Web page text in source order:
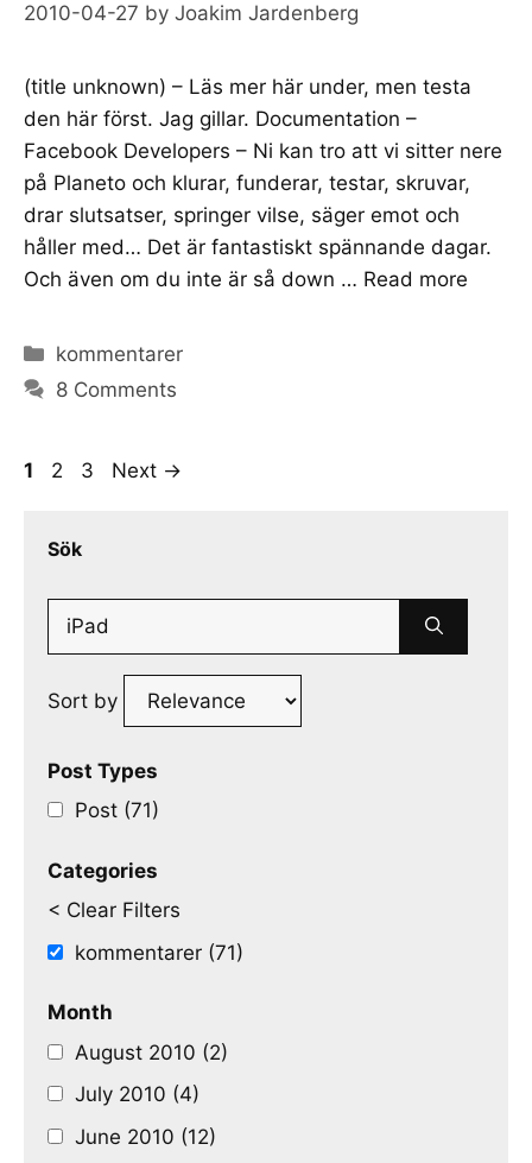
2010-04-27 by Joakim Jardenberg
(title unknown) – Läs mer här under, men testa
den här först. Jag gillar. Documentation –
Facebook Developers – Ni kan tro att vi sitter nere
på Planeto och klurar, funderar, testar, skruvar,
drar slutsatser, springer vilse, säger emot och
håller med… Det är fantastiskt spännande dagar.
Och även om du inte är så down … Read more
Categories
kommentarer
8 Comments
Page
1 Page
2 Page
3 Next →
Sök
Search
Sort by
Post Types
Post (71)
Categories
< Clear Filters
kommentarer (71)
Month
August 2010 (2)
July 2010 (4)
June 2010 (12)